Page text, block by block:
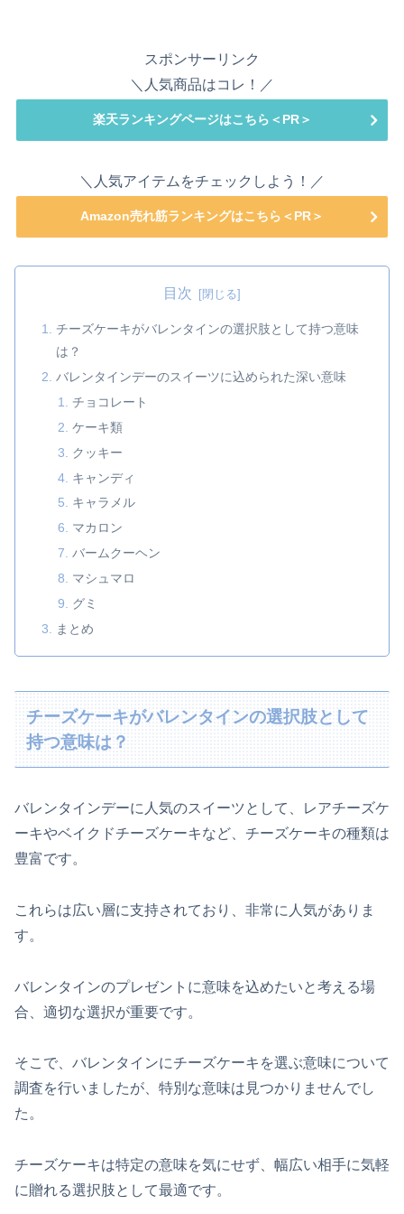
スポンサーリンク
＼人気商品はコレ！／
楽天ランキングページはこちら＜PR＞
＼人気アイテムをチェックしよう！／
Amazon売れ筋ランキングはこちら＜PR＞
目次
チーズケーキがバレンタインの選択肢として持つ意味
は？
バレンタインデーのスイーツに込められた深い意味
チョコレート
ケーキ類
クッキー
キャンディ
キャラメル
マカロン
バームクーヘン
マシュマロ
グミ
まとめ
チーズケーキがバレンタインの選択肢として
持つ意味は？
バレンタインデーに人気のスイーツとして、レアチーズケ
ーキやベイクドチーズケーキなど、チーズケーキの種類は
豊富です。
これらは広い層に支持されており、非常に人気がありま
す。
バレンタインのプレゼントに意味を込めたいと考える場
合、適切な選択が重要です。
そこで、バレンタインにチーズケーキを選ぶ意味について
調査を行いましたが、特別な意味は見つかりませんでし
た。
チーズケーキは特定の意味を気にせず、幅広い相手に気軽
に贈れる選択肢として最適です。